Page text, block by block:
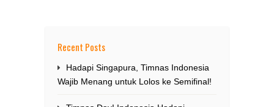
Recent Posts
Hadapi Singapura, Timnas Indonesia
Wajib Menang untuk Lolos ke Semifinal!